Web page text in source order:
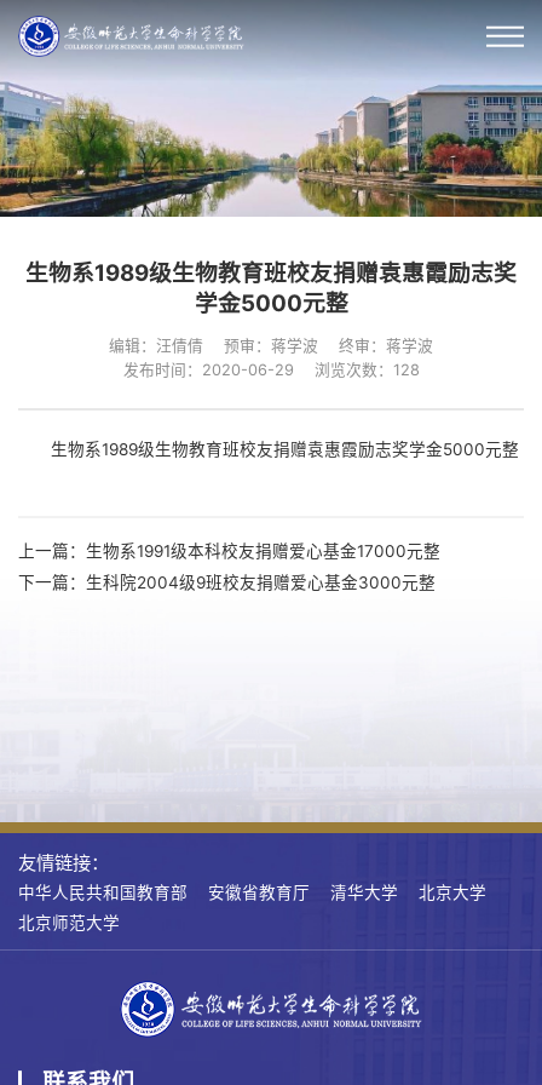
生物系1989级生物教育班校友捐赠袁惠霞励志奖
学金5000元整
编辑：汪倩倩 预审：蒋学波
终审：蒋学波
发布时间：2020-06-29
浏览次数： 128
生物系1989级生物教育班校友捐赠袁惠霞励志奖学金5000元整
上一篇：生物系1991级本科校友捐赠爱心基金17000元整
下一篇：生科院2004级9班校友捐赠爱心基金3000元整
友情链接：
中华人民共和国教育部 安徽省教育厅 清华大学
北京大学
北京师范大学